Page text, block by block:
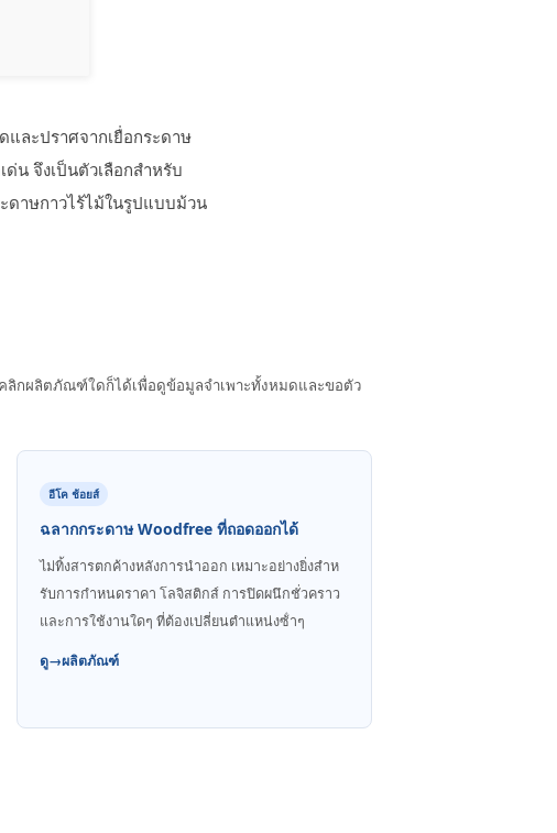
ละปราศจากเยื่อกระดาษ
น จึงเป็นตัวเลือกสําหรับ
ดาษกาวไร้ไม้ในรูปแบบม้วน
ลิกผลิตภัณฑ์ใดก็ได้เพื่อดูข้อมูลจําเพาะทั้งหมดและขอตัว
อีโค ช้อยส์
ฉลากกระดาษ Woodfree ที่ถอดออกได้
ไม่ทิ้งสารตกค้างหลังการนําออก เหมาะอย่างยิ่งสําห
รับการกําหนดราคา โลจิสติกส์ การปิดผนึกชั่วคราว
และการใช้งานใดๆ ที่ต้องเปลี่ยนตําแหน่งซ้ําๆ
ดู→ผลิตภัณฑ์